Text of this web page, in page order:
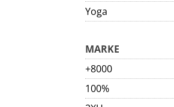
Yoga
MARKE
+8000
100%